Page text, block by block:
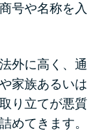
号や名称を入
外に高く、通
家族あるいは
り立てが悪質
めてきます。